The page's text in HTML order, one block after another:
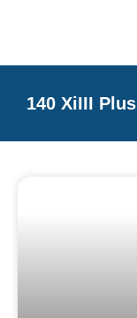
140 XiIII Plus